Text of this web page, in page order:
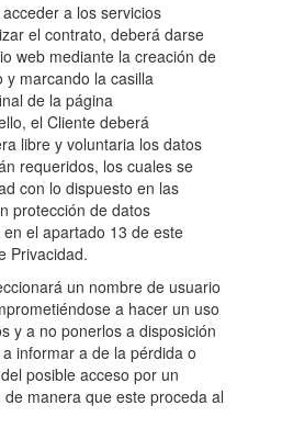
a los servicios
el contrato, deberá darse
web mediante la creación de
y marcando la casilla
de la página
el Cliente deberá
libre y voluntaria los datos
requeridos, los cuales se
con lo dispuesto en las
protección de datos
el apartado 13 de este
Privacidad.
un nombre de usuario
a hacer un uso
y a no ponerlos a disposición
informar a de la pérdida o
posible acceso por un
manera que este proceda al